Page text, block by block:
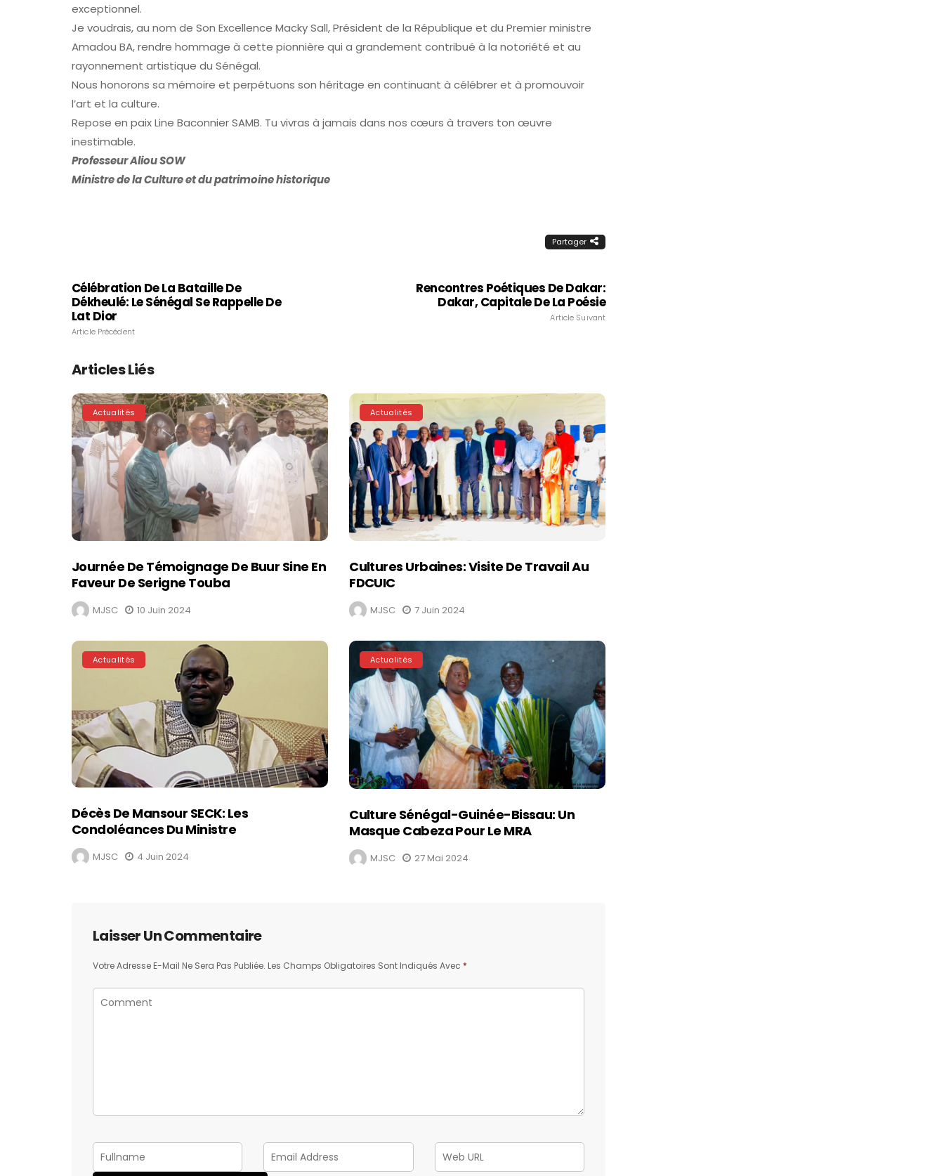
exceptionnel.
Je voudrais, au nom de Son Excellence Macky Sall, Président de la République et du Premier ministre
Amadou BA, rendre hommage à cette pionnière qui a grandement contribué à la notoriété et au
rayonnement artistique du Sénégal.
Nous honorons sa mémoire et perpétuons son héritage en continuant à célébrer et à promouvoir
l’art et la culture.
Repose en paix Line Baconnier SAMB. Tu vivras à jamais dans nos cœurs à travers ton œuvre
inestimable.
Professeur Aliou SOW
Ministre de la Culture et du patrimoine historique
Partager
Célébration De La Bataille De
Dékheulé: Le Sénégal Se Rappelle De
Lat Dior
Article Précédent
Rencontres Poétiques De Dakar:
Dakar, Capitale De La Poésie
Article Suivant
Articles Liés
Actualités
Journée De Témoignage De Buur Sine En
Faveur De Serigne Touba
MJSC 10 Juin 2024
Actualités
Cultures Urbaines: Visite De Travail Au
FDCUIC
MJSC 7 Juin 2024
Actualités
Décès De Mansour SECK: Les
Condoléances Du Ministre
MJSC 4 Juin 2024
Actualités
Culture Sénégal-Guinée-Bissau: Un
Masque Cabeza Pour Le MRA
MJSC 27 Mai 2024
Laisser Un Commentaire
Votre Adresse E-Mail Ne Sera Pas Publiée. Les Champs Obligatoires Sont Indiqués Avec *